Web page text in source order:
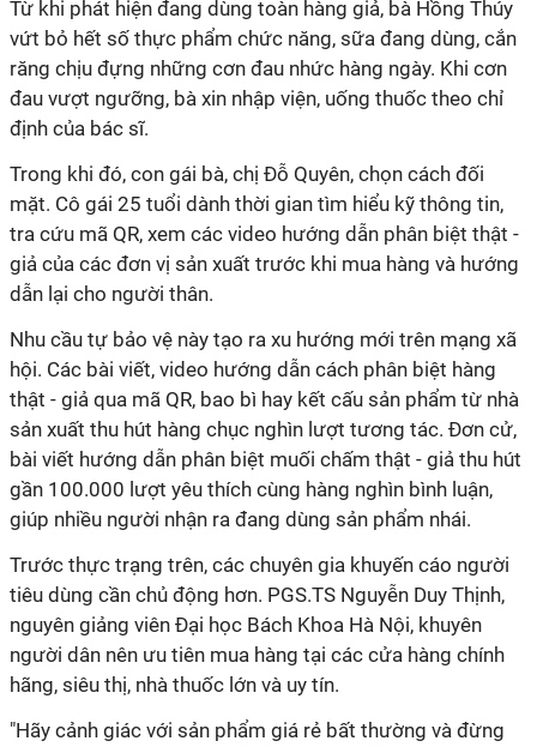
Từ khi phát hiện đang dùng toàn hàng giả, bà Hồng Thúy
vứt bỏ hết số thực phẩm chức năng, sữa đang dùng, cắn
răng chịu đựng những cơn đau nhức hàng ngày. Khi cơn
đau vượt ngưỡng, bà xin nhập viện, uống thuốc theo chỉ
định của bác sĩ.
Trong khi đó, con gái bà, chị Đỗ Quyên, chọn cách đối
mặt. Cô gái 25 tuổi dành thời gian tìm hiểu kỹ thông tin,
tra cứu mã QR, xem các video hướng dẫn phân biệt thật -
giả của các đơn vị sản xuất trước khi mua hàng và hướng
dẫn lại cho người thân.
Nhu cầu tự bảo vệ này tạo ra xu hướng mới trên mạng xã
hội. Các bài viết, video hướng dẫn cách phân biệt hàng
thật - giả qua mã QR, bao bì hay kết cấu sản phẩm từ nhà
sản xuất thu hút hàng chục nghìn lượt tương tác. Đơn cử,
bài viết hướng dẫn phân biệt muối chấm thật - giả thu hút
gần 100.000 lượt yêu thích cùng hàng nghìn bình luận,
giúp nhiều người nhận ra đang dùng sản phẩm nhái.
Trước thực trạng trên, các chuyên gia khuyến cáo người
tiêu dùng cần chủ động hơn. PGS.TS Nguyễn Duy Thịnh,
nguyên giảng viên Đại học Bách Khoa Hà Nội, khuyên
người dân nên ưu tiên mua hàng tại các cửa hàng chính
hãng, siêu thị, nhà thuốc lớn và uy tín.
"Hãy cảnh giác với sản phẩm giá rẻ bất thường và đừng